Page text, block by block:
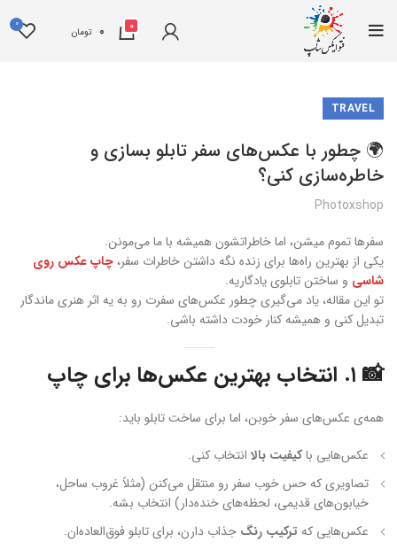
0
0 تومان
0
TRAVEL
🌍 چطور با عکس‌های سفر تابلو بسازی و
خاطره‌سازی کنی؟
Photoxshop
سفرها تموم میشن، اما خاطراتشون همیشه با ما می‌مونن.
یکی از بهترین راه‌ها برای زنده نگه داشتن خاطرات سفر، چاپ عکس‌ روی
شاسی و ساختن تابلوی یادگاریه.
تو این مقاله، یاد می‌گیری چطور عکس‌های سفرت رو به یه اثر هنری ماندگار
تبدیل کنی و همیشه کنار خودت داشته باشی.
📸 ۱. انتخاب بهترین عکس‌ها برای چاپ
همه‌ی عکس‌های سفر خوبن، اما برای ساخت تابلو باید:
عکس‌هایی باکیفیت بالا انتخاب کنی.
تصاویری که حس خوب سفر رو منتقل می‌کنن (مثلاً غروب ساحل،
خیابون‌های قدیمی، لحظه‌های خنده‌دار) انتخاب بشه.
عکس‌هایی که ترکیب رنگ جذاب دارن، برای تابلو فوق‌العاده‌ان.